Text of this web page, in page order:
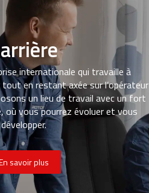
internationale qui travaille à
en restant axée sur l’opérateur
un lieu de travail avec un fort
où vous pourrez évoluer et vous
développer.
savoir plus